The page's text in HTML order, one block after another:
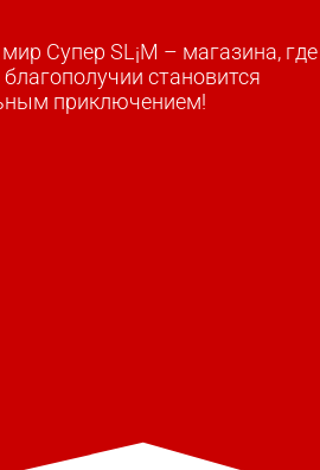
Супер SL¡M – магазина, где
становится
приключением!